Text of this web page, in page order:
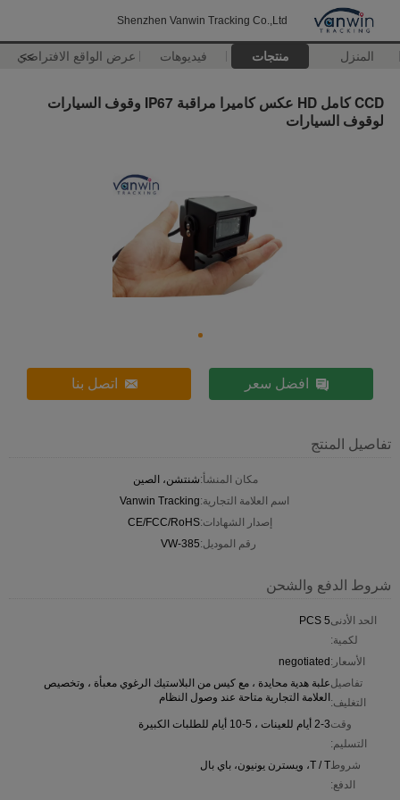
Shenzhen Vanwin Tracking Co.,Ltd
المنزل منتجات فيديوهات عرض الواقع الافتراضي
>>
CCD كامل HD عكس كاميرا مراقبة IP67 وقوف السيارات
لوقوف السيارات
افضل سعر اتصل بنا
تفاصيل المنتج
مكان المنشأ:شنتشن، الصين
اسم العلامة التجارية:Vanwin Tracking
إصدار الشهادات:CE/FCC/RoHS
رقم الموديل:VW-385
شروط الدفع والشحن
الحد الأدنى
لكمية:
5 PCS
الأسعار:negotiated
تفاصيل
التغليف:
علبة هدية محايدة ، مع كيس من البلاستيك الرغوي معبأة ، وتخصيص
العلامة التجارية متاحة عند وصول النظام
وقت
التسليم:
2-3 أيام للعينات ، 5-10 أيام للطلبات الكبيرة
شروط
الدفع:
T / T، ويسترن يونيون، باي بال